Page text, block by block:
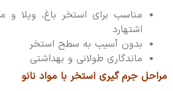
مناسب برای استخر باغ، ویلا و
اشتهارد
بدون آسیب به سطح استخر
ماندگاری طولانی و بهداشتی
مراحل جرم گیری استخر با مواد نانو